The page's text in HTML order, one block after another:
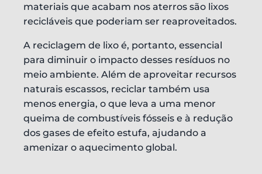
materiais que acabam nos aterros são lixos
recicláveis que poderiam ser reaproveitados.
A reciclagem de lixo é, portanto, essencial
para diminuir o impacto desses resíduos no
meio ambiente. Além de aproveitar recursos
naturais escassos, reciclar também usa
menos energia, o que leva a uma menor
queima de combustíveis fósseis e à redução
dos gases de efeito estufa, ajudando a
amenizar o aquecimento global.